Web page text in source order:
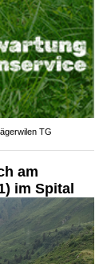
TG
am
im Spital